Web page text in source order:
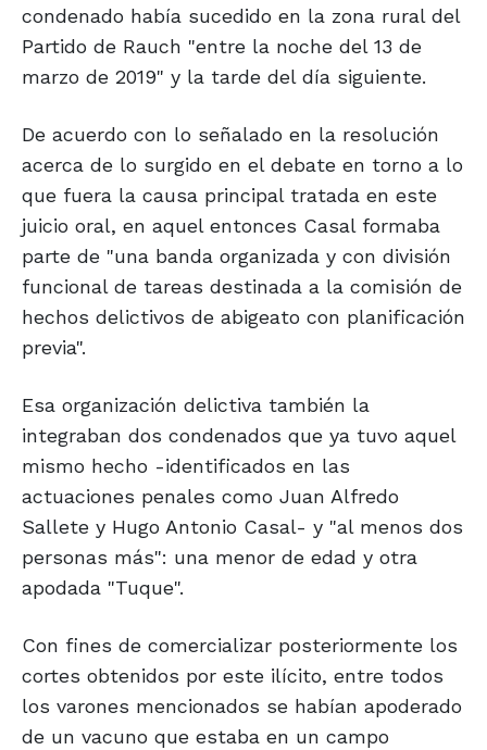
condenado había sucedido en la zona rural del
Partido de Rauch "entre la noche del 13 de
marzo de 2019" y la tarde del día siguiente.
De acuerdo con lo señalado en la resolución
acerca de lo surgido en el debate en torno a lo
que fuera la causa principal tratada en este
juicio oral, en aquel entonces Casal formaba
parte de "una banda organizada y con división
funcional de tareas destinada a la comisión de
hechos delictivos de abigeato con planificación
previa".
Esa organización delictiva también la
integraban dos condenados que ya tuvo aquel
mismo hecho -identificados en las
actuaciones penales como Juan Alfredo
Sallete y Hugo Antonio Casal- y "al menos dos
personas más": una menor de edad y otra
apodada "Tuque".
Con fines de comercializar posteriormente los
cortes obtenidos por este ilícito, entre todos
los varones mencionados se habían apoderado
de un vacuno que estaba en un campo